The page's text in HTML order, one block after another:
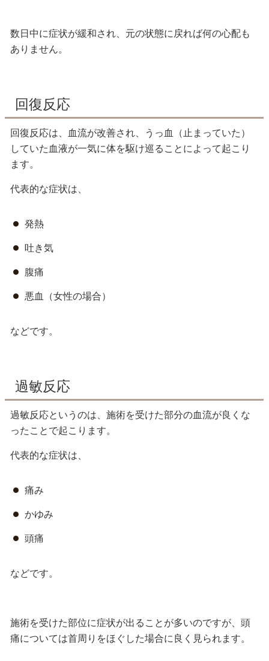
数日中に症状が緩和され、元の状態に戻れば何の心配も
ありません。
回復反応
回復反応は、血流が改善され、うっ血（止まっていた）
していた血液が一気に体を駆け巡ることによって起こり
ます。
代表的な症状は、
発熱
吐き気
腹痛
悪血（女性の場合）
などです。
過敏反応
過敏反応というのは、施術を受けた部分の血流が良くな
ったことで起こります。
代表的な症状は、
痛み
かゆみ
頭痛
などです。
施術を受けた部位に症状が出ることが多いのですが、頭
痛については首周りをほぐした場合に良く見られます。